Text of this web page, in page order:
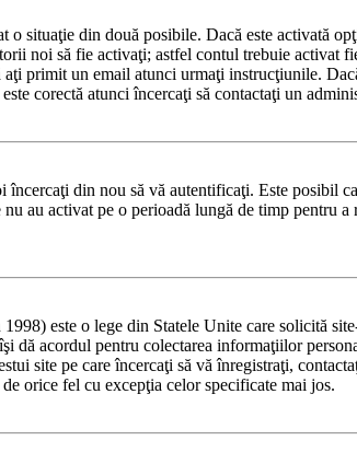
situaţie din două posibile. Dacă este activată
noi să fie activaţi; astfel contul trebuie activat
primit un email atunci urmaţi instrucţiunile.
corectă atunci încercaţi să contactaţi un
din nou să vă autentificaţi. Este posibil
au activat pe o perioadă lungă de timp pentru a
este o lege din Statele Unite care solicită
dă acordul pentru colectarea informaţiilor
site pe care încercaţi să vă înregistraţi,
orice fel cu excepţia celor specificate mai jos.